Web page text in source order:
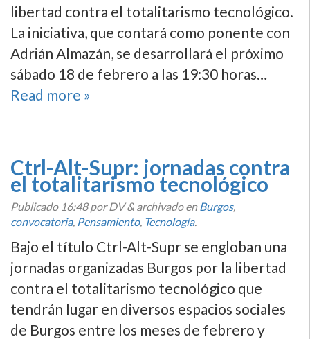
libertad contra el totalitarismo tecnológico.
La iniciativa, que contará como ponente con
Adrián Almazán, se desarrollará el próximo
sábado 18 de febrero a las 19:30 horas…
Read more »
Ctrl-Alt-Supr: jornadas contra
el totalitarismo tecnológico
Publicado 16:48por DV&archivado enBurgos,
convocatoria, Pensamiento, Tecnologí­a.
Bajo el título Ctrl-Alt-Supr se engloban una
jornadas organizadas Burgos por la libertad
contra el totalitarismo tecnológico que
tendrán lugar en diversos espacios sociales
de Burgos entre los meses de febrero y